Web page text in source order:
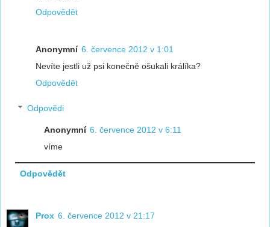
Odpovědět
Anonymní 6. července 2012 v 1:01
Nevíte jestli už psi konečně ošukali králíka?
Odpovědět
Odpovědi
Anonymní 6. července 2012 v 6:11
víme
Odpovědět
Prox 6. července 2012 v 21:17